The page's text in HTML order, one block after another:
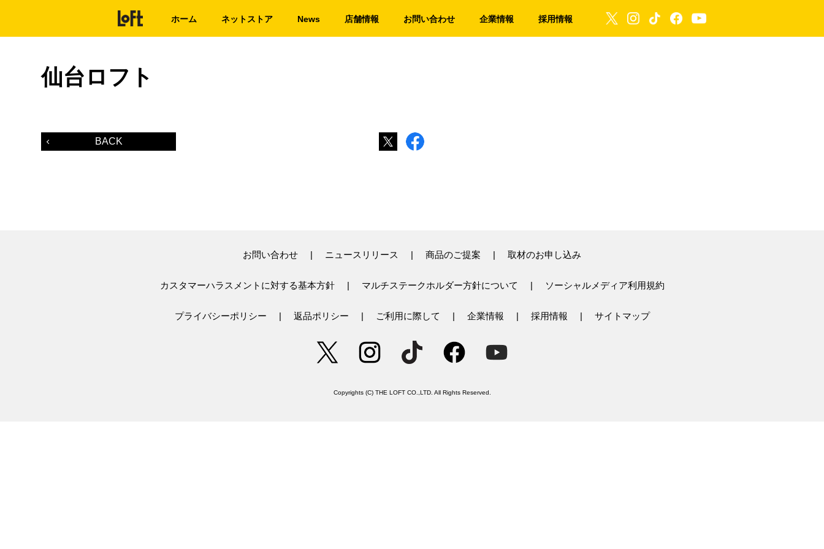
ホーム ネットストア News 店舗情報 お問い合わせ 企業情報 採用情報
仙台ロフト
BACK
お問い合わせ ニュースリリース 商品のご提案 取材のお申し込み
カスタマーハラスメントに対する基本方針 マルチステークホルダー方針について ソーシャルメディア利用規約
プライバシーポリシー 返品ポリシー ご利用に際して 企業情報 採用情報 サイトマップ
Copyrights (C) THE LOFT CO.,LTD. All Rights Reserved.